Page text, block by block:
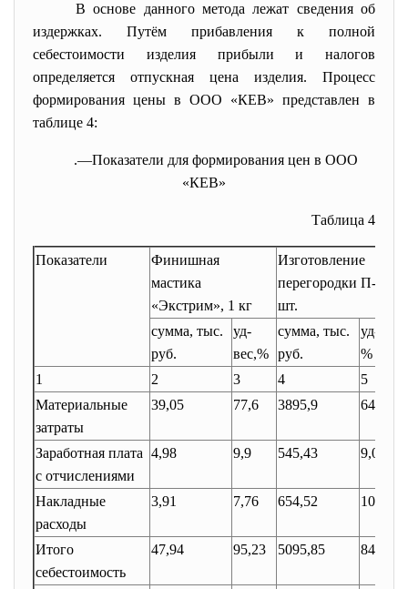
В основе данного метода лежат сведения об
издержках. Путём прибавления к полной
себестоимости изделия прибыли и налогов
определяется отпускная цена изделия. Процесс
формирования цены в ООО «КЕВ» представлен в
таблице 4:
.—Показатели для формирования цен в ООО
«КЕВ»
Таблица 4
Показатели
Финишная
мастика
«Экстрим», 1 кг
Изготовление
перегородки П-8, 1
шт.
сумма, тыс.
руб.
уд-
вес,%
сумма, тыс.
руб.
уд-вес,
%
1
2 3 4
5
Материальные
затраты
39,05 77,6 3895,9 64,8
Заработная плата
с отчислениями
4,98 9,9 545,43 9,07
Накладные
расходы
3,91 7,76 654,52 10,88
Итого
себестоимость
47,94 95,23 5095,85 84,75